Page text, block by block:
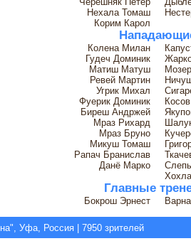
Нехала Томаш
Корим Карол
Колена Милан
Гудеч Доминик
Матиш Матуш
Ревей Мартин
Угрик Михал
Фуерик Доминик
Биреш Андржей
Мраз Рихард
Мраз Бруно
Микуш Томаш
Рапач Бранислав
Данё Марко
Главные
Бокрош Эрнест
Уфа, Россия | 7950 зрителей